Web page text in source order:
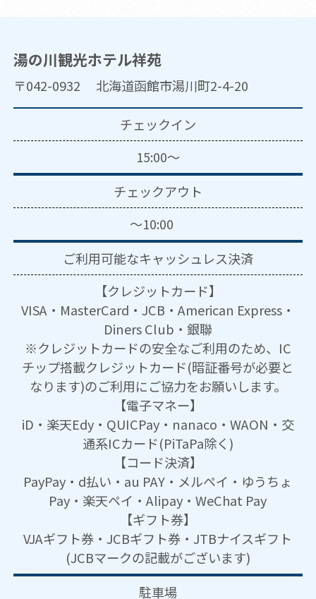
湯の川観光ホテル祥苑
〒042-0932 北海道函館市湯川町2-4-20
チェックイン
15:00～
チェックアウト
～10:00
ご利用可能なキャッシュレス決済
【クレジットカード】
VISA・MasterCard・JCB・American Express・
Diners Club・銀聯
※クレジットカードの安全なご利用のため、IC
チップ搭載クレジットカード(暗証番号が必要と
なります)のご利用にご協力をお願いします。
【電子マネー】
iD・楽天Edy・QUICPay・nanaco・WAON・交
通系ICカード(PiTaPa除く)
【コード決済】
PayPay・d払い・au PAY・メルペイ・ゆうちょ
Pay・楽天ペイ・Alipay・WeChat Pay
【ギフト券】
VJAギフト券・JCBギフト券・JTBナイスギフト
(JCBマークの記載がございます)
駐車場